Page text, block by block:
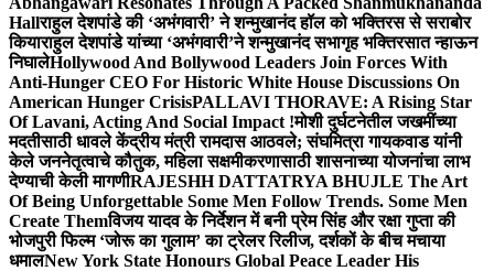
Hallराहुल देशपांडे की ‘अभंगवारी’ ने शन्मुखानंद हॉल को भक्तिरस से सराबोर
कियाराहुल देशपांडे यांच्या ‘अभंगवारी’ने शन्मुखानंद सभागृह भक्तिरसात न्हाऊन
निघालेHollywood And Bollywood Leaders Join Forces With
Anti-Hunger CEO For Historic White House Discussions On
American Hunger CrisisPALLAVI THORAVE: A Rising Star
Of Lavani, Acting And Social Impact !मोशी दुर्घटनेतील जखमींच्या
मदतीसाठी धावले केंद्रीय मंत्री रामदास आठवले; संघमित्रा गायकवाड यांनी
केले जननेतृत्वाचे कौतुक, महिला सक्षमीकरणासाठी शासनाच्या योजनांचा लाभ
देण्याची केली मागणीRAJESHH DATTATRYA BHUJLE The Art
Of Being Unforgettable Some Men Follow Trends. Some Men
Create Themविजय यादव के निर्देशन में बनी प्रेम सिंह और रक्षा गुप्ता की
भोजपुरी फिल्म ‘जोरू का गुलाम’ का ट्रेलर रिलीज, दर्शकों के बीच मचाया
धमालNew York State Honours Global Peace Leader His